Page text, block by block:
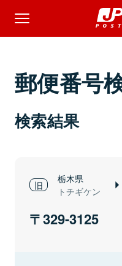
郵便番号
検索結果
栃木県
トチギケン
329-3125